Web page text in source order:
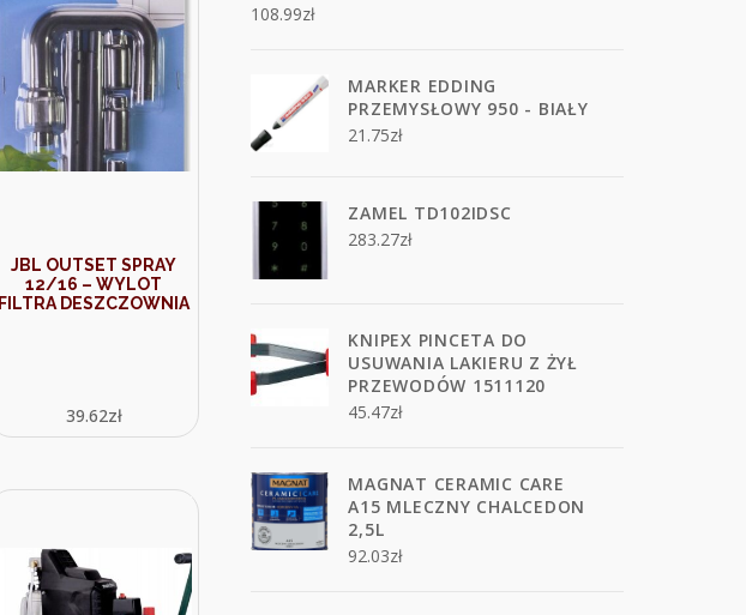
JBL OUTSET SPRAY
12/16 – WYLOT
FILTRA DESZCZOWNIA
39.62zł
108.99zł
MARKER EDDING
PRZEMYSŁOWY 950 - BIAŁY
21.75zł
ZAMEL TD102IDSC
283.27zł
KNIPEX PINCETA DO
USUWANIA LAKIERU Z ŻYŁ
PRZEWODÓW 1511120
45.47zł
MAGNAT CERAMIC CARE
A15 MLECZNY CHALCEDON
2,5L
92.03zł